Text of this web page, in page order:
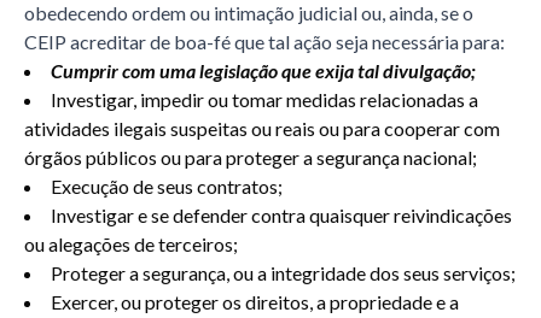
obedecendo ordem ou intimação judicial ou, ainda, se o
CEIP acreditar de boa-fé que tal ação seja necessária para:
Cumprir com uma legislação que exija tal divulgação;
Investigar, impedir ou tomar medidas relacionadas a
atividades ilegais suspeitas ou reais ou para cooperar com
órgãos públicos ou para proteger a segurança nacional;
Execução de seus contratos;
Investigar e se defender contra quaisquer reivindicações
ou alegações de terceiros;
Proteger a segurança, ou a integridade dos seus serviços;
Exercer, ou proteger os direitos, a propriedade e a